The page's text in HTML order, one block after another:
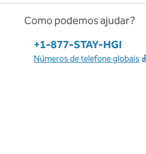
Como podemos ajudar?
Telefone:
+1-877-STAY-HGI
Números de telefone globais